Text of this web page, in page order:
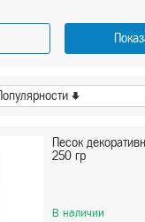
Популярности
Песок
250 гр
В наличии